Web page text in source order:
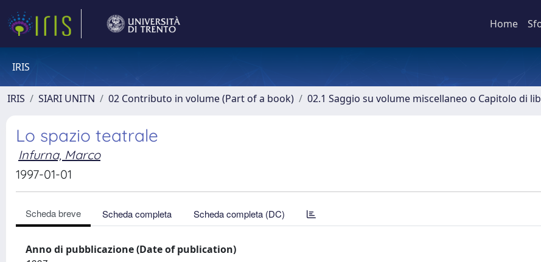
Home
IRIS
IRIS SIARI UNITN 02 Contributo in volume (Part of a book) 02.1 Saggio su volume miscellaneo o Capitolo di
Lo spazio teatrale
Infurna, Marco
1997-01-01
Scheda breve Scheda completa Scheda completa (DC)
Anno di pubblicazione (Date of publication)